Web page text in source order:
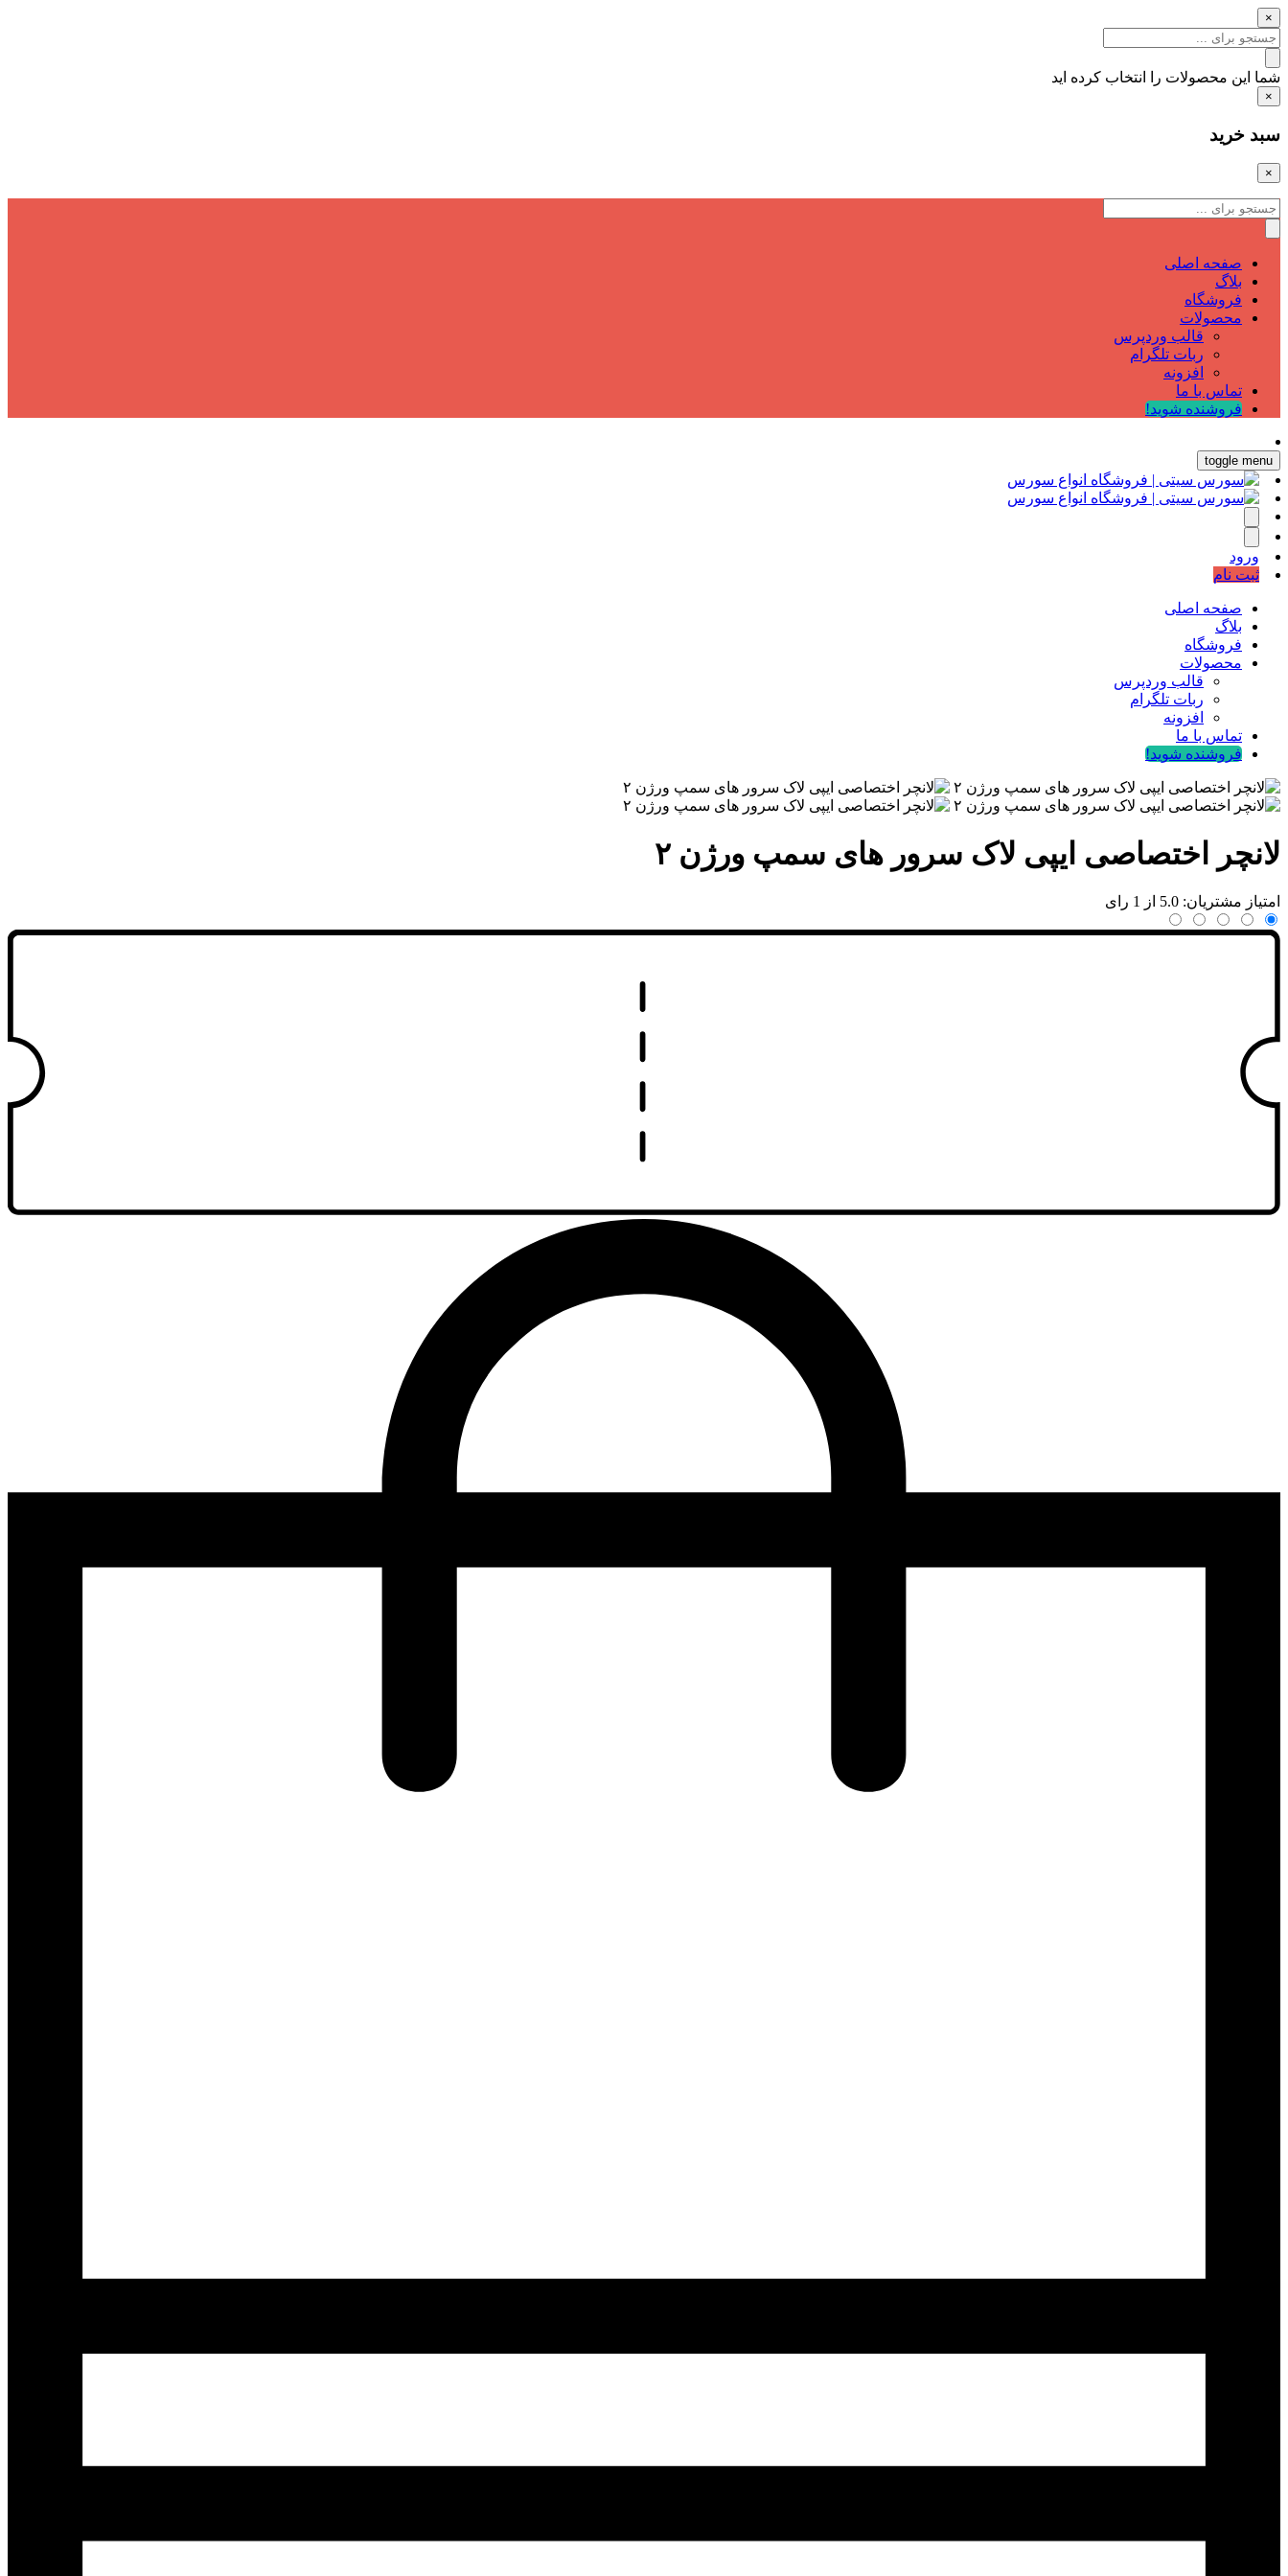
×
شما این محصولات را انتخاب کرده اید
×
سبد خرید
×
صفحه اصلی
بلاگ
فروشگاه
محصولات
قالب وردپرس
ربات تلگرام
افزونه
تماس با ما
فروشنده شوید!
toggle menu
ورود
ثبت نام
صفحه اصلی
بلاگ
فروشگاه
محصولات
قالب وردپرس
ربات تلگرام
افزونه
تماس با ما
فروشنده شوید!
لانچر اختصاصی ایپی لاک سرور های سمپ ورژن ۲
امتیاز مشتریان: 5.0 از 1 رای